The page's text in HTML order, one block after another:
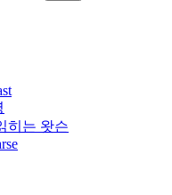
히는 왓슨